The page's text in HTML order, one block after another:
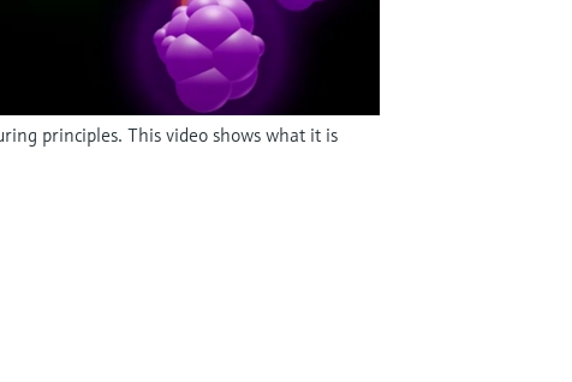
principles. This video shows what it is